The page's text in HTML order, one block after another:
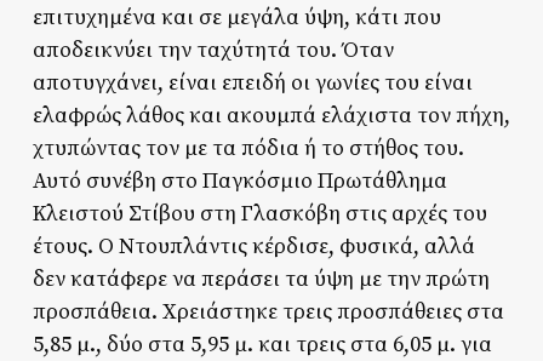
επιτυχημένα και σε μεγάλα ύψη, κάτι που
αποδεικνύει την ταχύτητά του. Όταν
αποτυγχάνει, είναι επειδή οι γωνίες του είναι
ελαφρώς λάθος και ακουμπά ελάχιστα τον πήχη,
χτυπώντας τον με τα πόδια ή το στήθος του.
Αυτό συνέβη στο Παγκόσμιο Πρωτάθλημα
Κλειστού Στίβου στη Γλασκόβη στις αρχές του
έτους. Ο Ντουπλάντις κέρδισε, φυσικά, αλλά
δεν κατάφερε να περάσει τα ύψη με την πρώτη
προσπάθεια. Χρειάστηκε τρεις προσπάθειες στα
5,85 μ., δύο στα 5,95 μ. και τρεις στα 6,05 μ. για